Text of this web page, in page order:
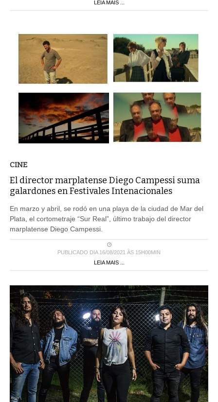
El director marplatense Diego Campessi suma
galardones en Festivales Intenacionales
En marzo y abril, se rodó en una playa de la ciudad de Mar del
Plata, el cortometraje “Sur Real”, último trabajo del director
marplatense Diego Campessi.
PUBLICADO DIA 16/08/2021 ÀS 15H00MIN
LEIA MAIS ...